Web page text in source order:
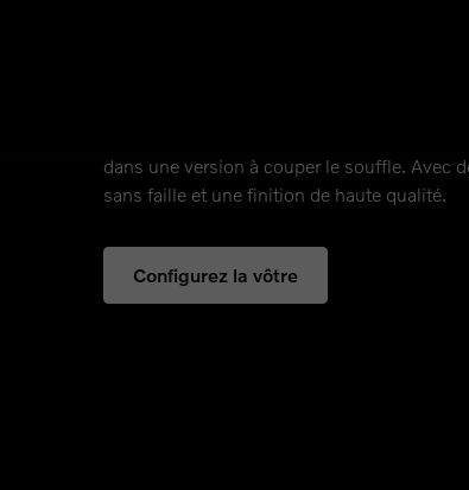
dans une version à couper le souffle. Avec
sans faille et une finition de haute qualité.
Configurez la vôtre